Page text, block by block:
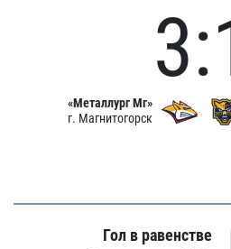
«Металлург Мг»
г. Магнитогорск
Гол в равенстве